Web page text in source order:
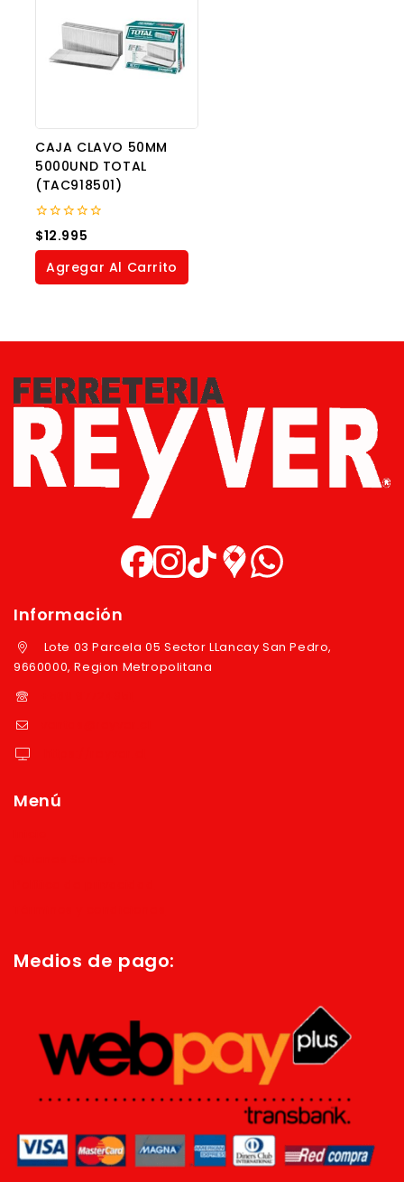
CAJA CLAVO 50MM
5000UND TOTAL
(TAC918501)
0
out
of
$12.995
Agregar Al Carrito
Información
Lote 03 Parcela 05 Sector LLancay San Pedro,
9660000, Region Metropolitana
Menú
Medios de pago: